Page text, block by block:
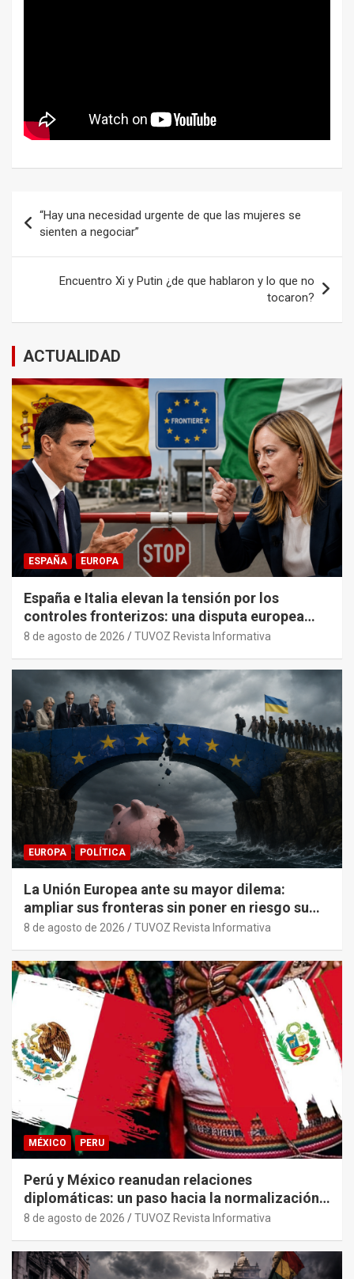
de
entradas
“Hay una necesidad urgente de que las mujeres se
sienten a negociar”
Encuentro Xi y Putin ¿de que hablaron y lo que no
tocaron?
ACTUALIDAD
ESPAÑA EUROPA
España e Italia elevan la tensión por los
controles fronterizos: una disputa europea
con trasfondo político.
8 de agosto de 2026 TUVOZ Revista Informativa
EUROPA POLÍTICA
La Unión Europea ante su mayor dilema:
ampliar sus fronteras sin poner en riesgo su
sostenibilidad económica.
8 de agosto de 2026 TUVOZ Revista Informativa
MÉXICO PERU
Perú y México reanudan relaciones
diplomáticas: un paso hacia la normalización
tras años de tensión
8 de agosto de 2026 TUVOZ Revista Informativa